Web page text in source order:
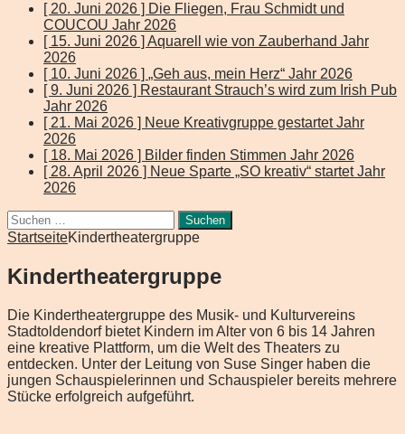
[ 20. Juni 2026 ] Die Fliegen, Frau Schmidt und
COUCOU Jahr 2026
[ 15. Juni 2026 ] Aquarell wie von Zauberhand Jahr
2026
[ 10. Juni 2026 ] „Geh aus, mein Herz“ Jahr 2026
[ 9. Juni 2026 ] Restaurant Strauch’s wird zum Irish Pub
Jahr 2026
[ 21. Mai 2026 ] Neue Kreativgruppe gestartetJahr
2026
[ 18. Mai 2026 ] Bilder finden Stimmen Jahr 2026
[ 28. April 2026 ] Neue Sparte „SO kreativ“ startetJahr
2026
Suchen
nach:
StartseiteKindertheatergruppe
Kindertheatergruppe
Die Kindertheatergruppe des Musik- und Kulturvereins
Stadtoldendorf bietet Kindern im Alter von 6 bis 14 Jahren
eine kreative Plattform, um die Welt des Theaters zu
entdecken. Unter der Leitung von Suse Singer haben die
jungen Schauspielerinnen und Schauspieler bereits mehrere
Stücke erfolgreich aufgeführt.